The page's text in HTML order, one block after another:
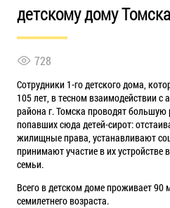
детскому дому Томска
728
Сотрудники 1-го детского дома,
105 лет, в тесном взаимодействии с
района г. Томска проводят большую
попавших сюда детей-сирот:
жилищные права, устанавливают
принимают участие в их
семьи.
Всего в детском доме проживает 90
семилетнего возраста.